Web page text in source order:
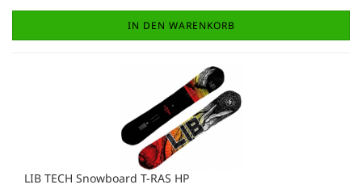
IN DEN WARENKORB
LIB TECH Snowboard T-RAS HP